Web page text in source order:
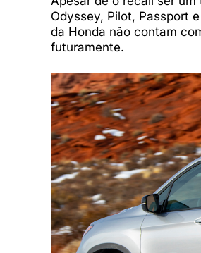
Odyssey, Pilot, Passport
da Honda não contam
futuramente.